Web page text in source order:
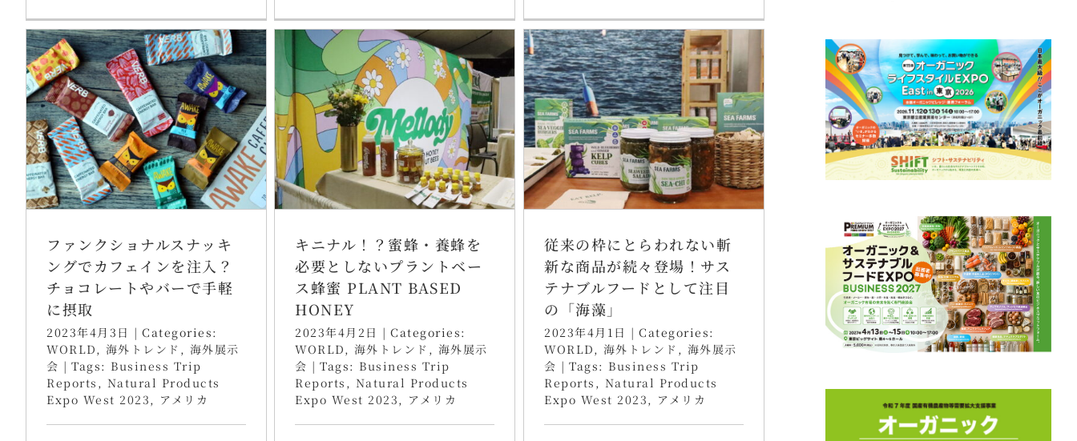
ファンクショナルスナッキ
ングでカフェインを注入？
チョコレートやバーで手軽
に摂取
2023年4月3日 | Categories:
WORLD , 海外トレンド , 海外展示
会 | Tags: Business Trip
Reports , Natural Products
Expo West 2023 , アメリカ
キニナル！？蜜蜂・養蜂を
必要としないプラントベー
ス蜂蜜 PLANT BASED
HONEY
2023年4月2日 | Categories:
WORLD , 海外トレンド , 海外展示
会 | Tags: Business Trip
Reports , Natural Products
Expo West 2023 , アメリカ
従来の枠にとらわれない斬
新な商品が続々登場！サス
テナブルフードとして注目
の「海藻」
2023年4月1日 | Categories:
WORLD , 海外トレンド , 海外展示
会 | Tags: Business Trip
Reports , Natural Products
Expo West 2023 , アメリカ